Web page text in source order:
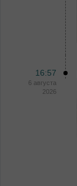
16:57
6 августа
2026